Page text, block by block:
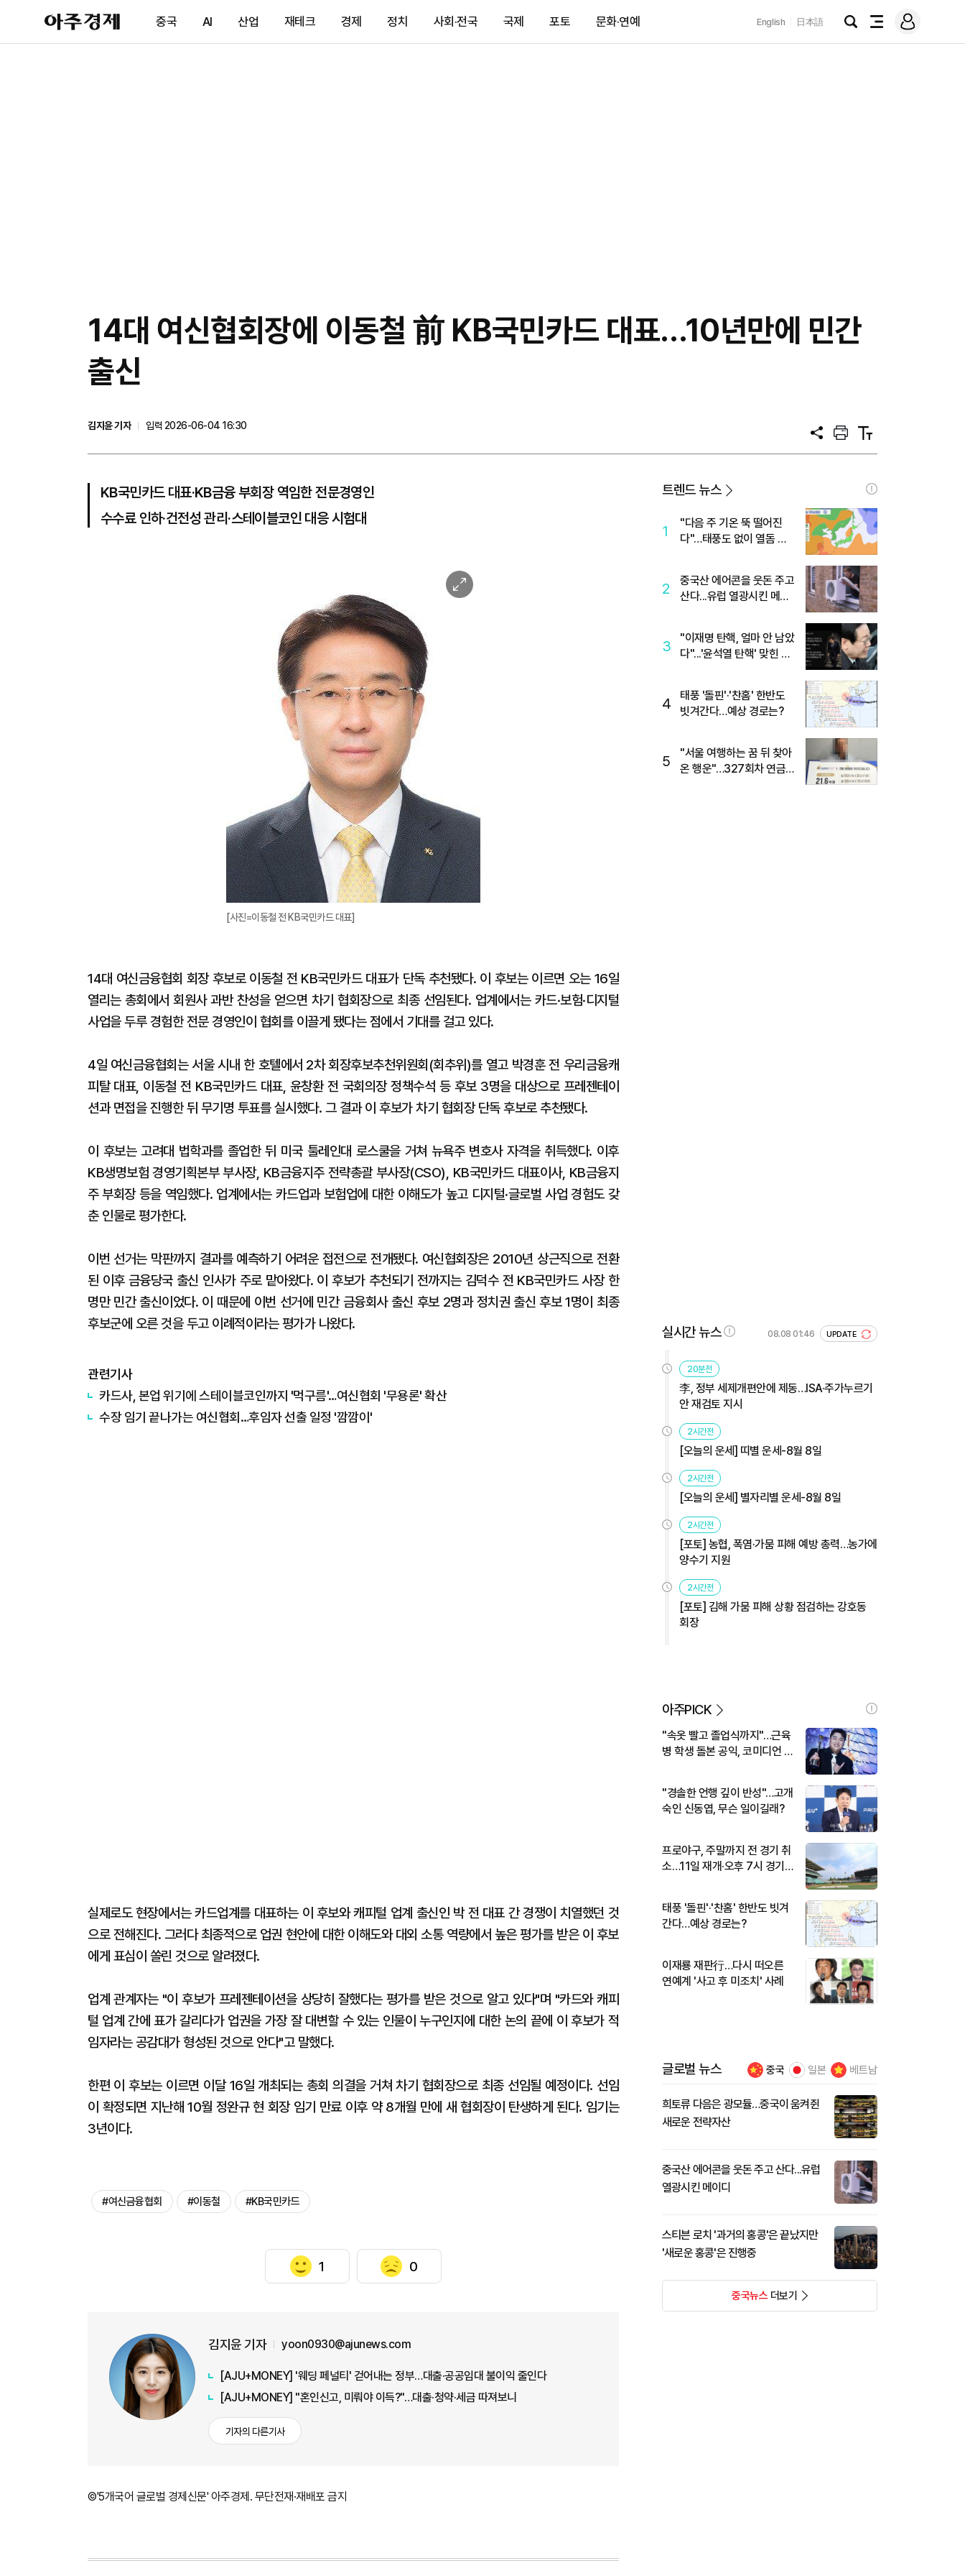
아
주
제
중국 AI 산업 재테크 경제 정치 사회·전국 국제 포토 문화·연예 English 日本語
검
전
메
그
14대 여신협회장에 이동철 前 KB국민카드 대표…10년만에 민간
출신
김지윤 기자
입력 2026-06-04 16:30
공
프
트
텍
트
KB국민카드 대표·KB금융 부회장 역임한 전문경영인
수수료 인하·건전성 관리·스테이블코인 대응 시험대
이
미
[사진=이동철 전 KB국민카드 대표]
14대 여신금융협회 회장 후보로 이동철 전 KB국민카드 대표가 단독 추천됐다. 이 후보는 이르면 오는 16일
열리는 총회에서 회원사 과반 찬성을 얻으면 차기 협회장으로 최종 선임된다. 업계에서는 카드·보험·디지털
사업을 두루 경험한 전문 경영인이 협회를 이끌게 됐다는 점에서 기대를 걸고 있다.
4일 여신금융협회는 서울 시내 한 호텔에서 2차 회장후보추천위원회(회추위)를 열고 박경훈 전 우리금융캐
피탈 대표, 이동철 전 KB국민카드 대표, 윤창환 전 국회의장 정책수석 등 후보 3명을 대상으로 프레젠테이
션과 면접을 진행한 뒤 무기명 투표를 실시했다. 그 결과 이 후보가 차기 협회장 단독 후보로 추천됐다.
이 후보는 고려대 법학과를 졸업한 뒤 미국 툴레인대 로스쿨을 거쳐 뉴욕주 변호사 자격을 취득했다. 이후
KB생명보험 경영기획본부 부사장, KB금융지주 전략총괄 부사장(CSO), KB국민카드 대표이사, KB금융지
주 부회장 등을 역임했다. 업계에서는 카드업과 보험업에 대한 이해도가 높고 디지털·글로벌 사업 경험도 갖
춘 인물로 평가한다.
이번 선거는 막판까지 결과를 예측하기 어려운 접전으로 전개됐다. 여신협회장은 2010년 상근직으로 전환
된 이후 금융당국 출신 인사가 주로 맡아왔다. 이 후보가 추천되기 전까지는 김덕수 전 KB국민카드 사장 한
명만 민간 출신이었다. 이 때문에 이번 선거에 민간 금융회사 출신 후보 2명과 정치권 출신 후보 1명이 최종
후보군에 오른 것을 두고 이례적이라는 평가가 나왔다.
관련기사
카드사, 본업 위기에 스테이블코인까지 '먹구름'…여신협회 '무용론' 확산
수장 임기 끝나가는 여신협회…후임자 선출 일정 '깜깜이'
실제로도 현장에서는 카드업계를 대표하는 이 후보와 캐피털 업계 출신인 박 전 대표 간 경쟁이 치열했던 것
으로 전해진다. 그러다 최종적으로 업권 현안에 대한 이해도와 대외 소통 역량에서 높은 평가를 받은 이 후보
에게 표심이 쏠린 것으로 알려졌다.
업계 관계자는 "이 후보가 프레젠테이션을 상당히 잘했다는 평가를 받은 것으로 알고 있다"며 "카드와 캐피
털 업계 간에 표가 갈리다가 업권을 가장 잘 대변할 수 있는 인물이 누구인지에 대한 논의 끝에 이 후보가 적
임자라는 공감대가 형성된 것으로 안다"고 말했다.
한편 이 후보는 이르면 이달 16일 개최되는 총회 의결을 거쳐 차기 협회장으로 최종 선임될 예정이다. 선임
이 확정되면 지난해 10월 정완규 현 회장 임기 만료 이후 약 8개월 만에 새 협회장이 탄생하게 된다. 임기는
3년이다.
#여신금융협회 #이동철 #KB국민카드
1 0
김지윤 기자 yoon0930@ajunews.com
[AJU+MONEY] '웨딩 페널티' 걷어내는 정부…대출·공공임대 불이익 줄인다
[AJU+MONEY] "혼인신고, 미뤄야 이득?"…대출·청약·세금 따져보니
기자의 다른기사
©'5개국어 글로벌 경제신문' 아주경제. 무단전재·재배포 금지
트렌드 뉴스
1
"다음 주 기온 뚝 떨어진
다"…태풍도 없이 열돔 박
2
중국산 에어콘을 웃돈 주고
산다...유럽 열광시킨 메이
3
"이재명 탄핵, 얼마 안 남았
다"...'윤석열 탄핵' 맞힌 무
4
태풍 '돌핀'·'찬홈' 한반도
빗겨간다…예상 경로는?
5
"서울 여행하는 꿈 뒤 찾아
온 행운"…327회차 연금
실시간 뉴스 08.08 01:46 UPDATE
20분전
李, 정부 세제개편안에 제동…ISA·주가누르기
안 재검토 지시
2시간전
[오늘의 운세] 띠별 운세-8월 8일
2시간전
[오늘의 운세] 별자리별 운세-8월 8일
2시간전
[포토] 농협, 폭염·가뭄 피해 예방 총력…농가에
양수기 지원
2시간전
[포토] 김해 가뭄 피해 상황 점검하는 강호동
회장
아주PICK
"속옷 빨고 졸업식까지"…근육
병 학생 돌본 공익, 코미디언 김
"경솔한 언행 깊이 반성"…고개
숙인 신동엽, 무슨 일이길래?
프로야구, 주말까지 전 경기 취
소…11일 재개·오후 7시 경기
태풍 '돌핀'·'찬홈' 한반도 빗겨
간다…예상 경로는?
이재룡 재판行…다시 떠오른
연예계 '사고 후 미조치' 사례
글로벌 뉴스 중국 일본 베트남
희토류 다음은 광모듈…중국이 움켜쥔
새로운 전략자산
중국산 에어콘을 웃돈 주고 산다...유럽
열광시킨 메이디
스티븐 로치 '과거의 홍콩'은 끝났지만
'새로운 홍콩'은 진행중
중국뉴스더보기